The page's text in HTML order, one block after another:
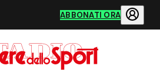
ABBONATI ORA